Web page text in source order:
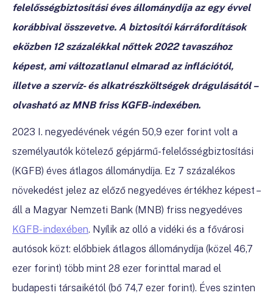
felelősségbiztosítási éves állománydíja az egy évvel
korábbival összevetve. A biztosítói kárráfordítások
eközben 12 százalékkal nőttek 2022 tavaszához
képest, ami változatlanul elmarad az inflációtól,
illetve a szervíz- és alkatrészköltségek drágulásától –
olvasható az MNB friss KGFB-indexében.
2023 I. negyedévének végén 50,9 ezer forint volt a
személyautók kötelező gépjármű-felelősségbiztosítási
(KGFB) éves átlagos állománydíja. Ez 7 százalékos
növekedést jelez az előző negyedéves értékhez képest –
áll a Magyar Nemzeti Bank (MNB) friss negyedéves
KGFB-indexében. Nyílik az olló a vidéki és a fővárosi
autósok közt: előbbiek átlagos állománydíja (közel 46,7
ezer forint) több mint 28 ezer forinttal marad el
budapesti társaikétól (bő 74,7 ezer forint). Éves szinten